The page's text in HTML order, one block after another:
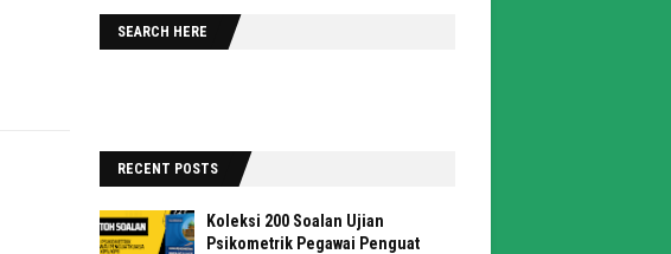
SEARCH HERE
RECENT POSTS
Koleksi 200 Soalan Ujian
Psikometrik Pegawai Penguat